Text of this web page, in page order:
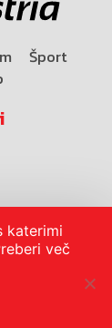
Šport
katerimi
več